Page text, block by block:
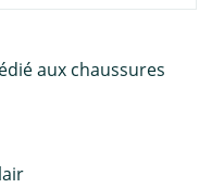
aux chaussures